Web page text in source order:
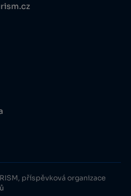
příspěvková organizace